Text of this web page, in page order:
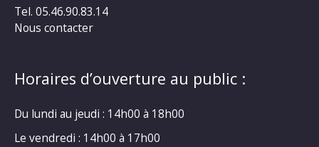
Tel. 05.46.90.83.14
Nous contacter
Horaires d’ouverture au public :
Du lundi au jeudi : 14h00 à 18h00
Le vendredi : 14h00 à 17h00